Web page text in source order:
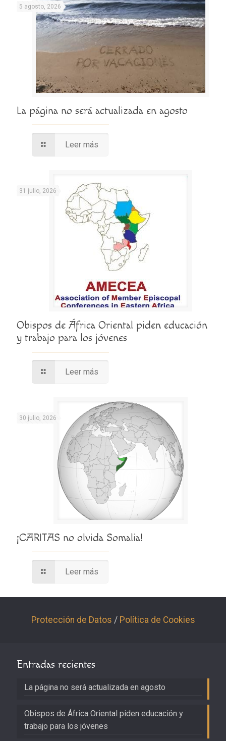
5 agosto, 2026
La página no será actualizada en agosto
Leer más
31 julio, 2026
Obispos de África Oriental piden educación
y trabajo para los jóvenes
Leer más
30 julio, 2026
¡CARITAS no olvida Somalia!
Leer más
Protección de Datos / Política de Cookies
Entradas recientes
La página no será actualizada en agosto
Obispos de África Oriental piden educación y
trabajo para los jóvenes